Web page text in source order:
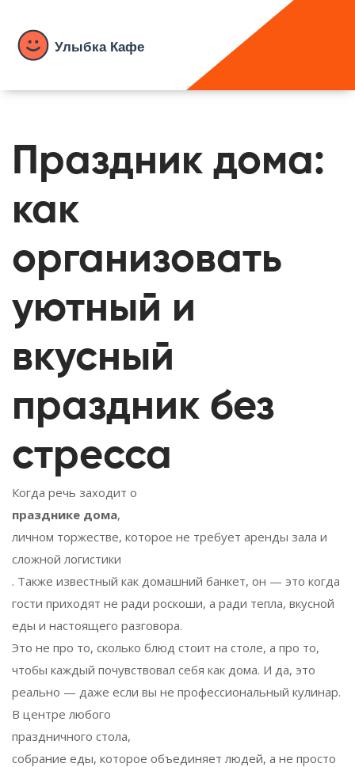
Праздник дома:
как
организовать
уютный и
вкусный
праздник без
стресса
Когда речь заходит о
празднике дома,
личном торжестве, которое не требует аренды зала и
сложной логистики
. Также известный как домашний банкет, он — это когда
гости приходят не ради роскоши, а ради тепла, вкусной
еды и настоящего разговора.
Это не про то, сколько блюд стоит на столе, а про то,
чтобы каждый почувствовал себя как дома. И да, это
реально — даже если вы не профессиональный кулинар.
В центре любого
праздничного стола,
собрание еды, которое объединяет людей, а не просто